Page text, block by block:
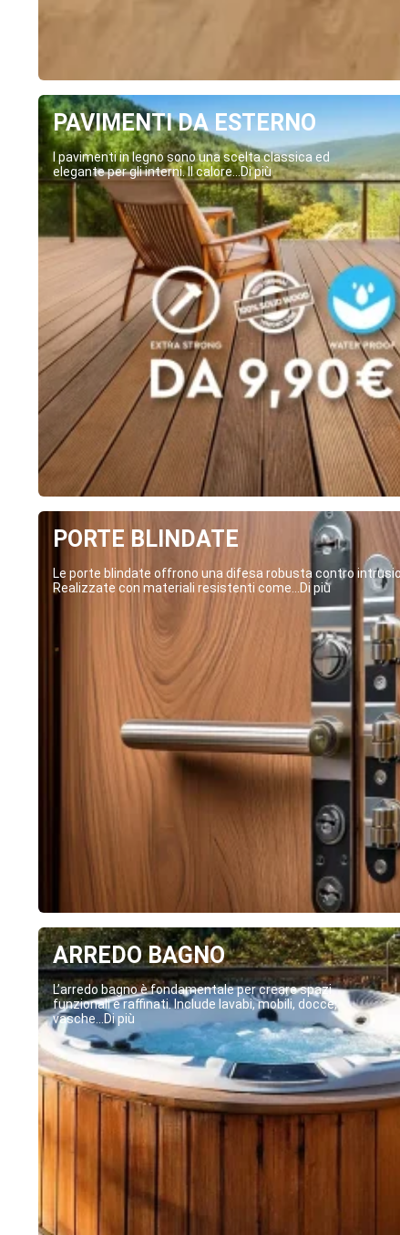
PAVIMENTI DA ESTERNO
I pavimenti in legno sono una scelta classica ed
elegante per gli interni. Il calore...Di più
PORTE BLINDATE
Le porte blindate offrono una difesa robusta contro
Realizzate con materiali resistenti come...Di più
ARREDO BAGNO
L’arredo bagno è fondamentale per creare spazi
funzionali e raffinati. Include lavabi, mobili, docce,
vasche...Di più